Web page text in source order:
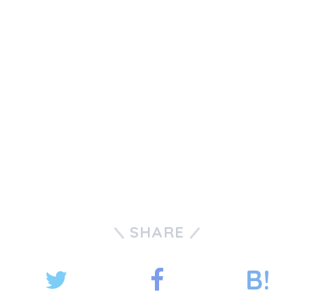
SHARE